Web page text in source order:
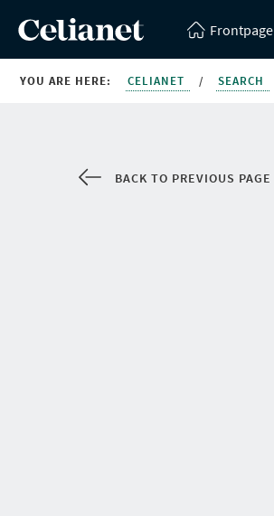
Frontpage
YOU ARE HERE: CELIANET / SEARCH
BACK TO PREVIOUS PAGE